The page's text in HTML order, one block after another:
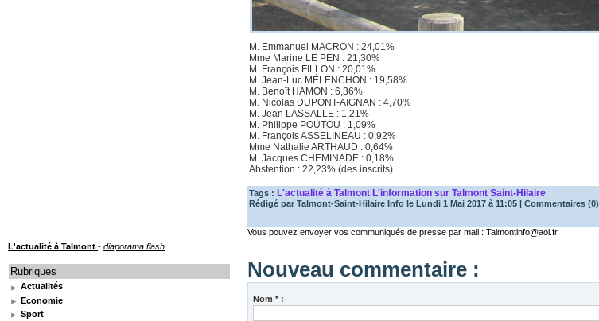
L'actualité à Talmont-diaporama flash
Rubriques
Actualités
Economie
Sport
M. Emmanuel MACRON : 24,01%
Mme Marine LE PEN : 21,30%
M. François FILLON : 20,01%
M. Jean-Luc MÉLENCHON : 19,58%
M. Benoît HAMON : 6,36%
M. Nicolas DUPONT-AIGNAN : 4,70%
M. Jean LASSALLE : 1,21%
M. Philippe POUTOU : 1,09%
M. François ASSELINEAU : 0,92%
Mme Nathalie ARTHAUD : 0,64%
M. Jacques CHEMINADE : 0,18%
Abstention : 22,23% (des inscrits)
Tags : L'actualité à Talmont L'information sur Talmont Saint-Hilaire
Rédigé parTalmont-Saint-Hilaire Info le Lundi 1 Mai 2017 à 11:05 |Commentaires (0)
Vous pouvez envoyer vos communiqués de presse par mail : Talmontinfo@aol.fr
Nouveau commentaire :
Nom * :